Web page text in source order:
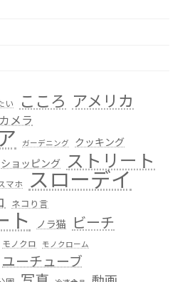
い こころ アメリカ
カメラ
ガーデニング クッキング
ショッピング ストリート
マホ スローデイ
ネコり言
ト ノラ猫 ビーチ
モノクロ モノクローム
ユーチューブ